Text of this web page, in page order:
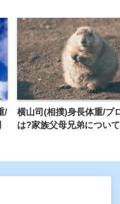
/
横山司(相撲)身長体重/プ
は?家族父母兄弟につい